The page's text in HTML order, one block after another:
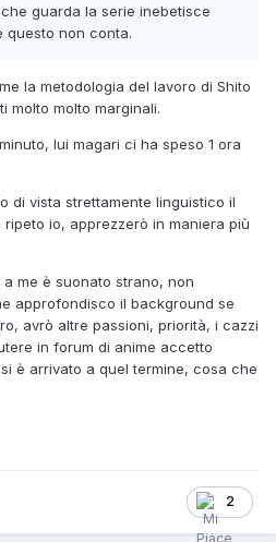
guarda la serie inebetisce
questo non conta.
la metodologia del lavoro di Shito
molto molto marginali.
lui magari ci ha speso 1 ora
di vista strettamente linguistico il
io, apprezzerò in maniera più
me è suonato strano, non
approfondisco il background se
avrò altre passioni, priorità, i cazzi
in forum di anime accetto
è arrivato a quel termine, cosa che
2